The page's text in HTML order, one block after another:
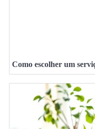
Como escolher um